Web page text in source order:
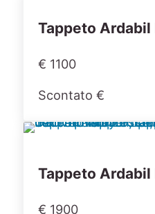
Tappeto
€ 1100
Scontato €
Tappeto
€ 1900